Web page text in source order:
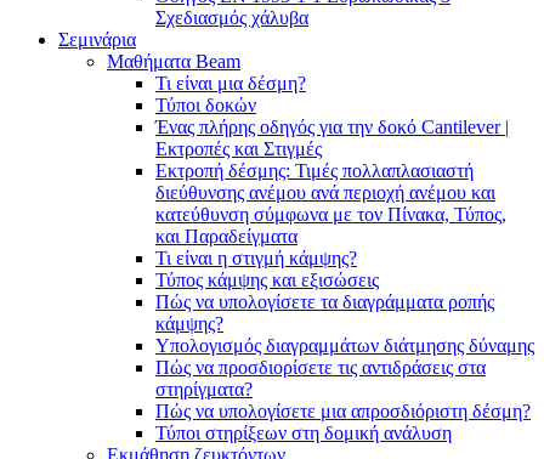
Σχεδιασμός χάλυβα
Σεμινάρια
Μαθήματα Beam
Τι είναι μια δέσμη?
Τύποι δοκών
Ένας πλήρης οδηγός για την δοκό Cantilever |
Εκτροπές και Στιγμές
Εκτροπή δέσμης: Τιμές πολλαπλασιαστή
διεύθυνσης ανέμου ανά περιοχή ανέμου και
κατεύθυνση σύμφωνα με τον Πίνακα, Τύπος,
και Παραδείγματα
Τι είναι η στιγμή κάμψης?
Τύπος κάμψης και εξισώσεις
Πώς να υπολογίσετε τα διαγράμματα ροπής
κάμψης?
Υπολογισμός διαγραμμάτων διάτμησης δύναμης
Πώς να προσδιορίσετε τις αντιδράσεις στα
στηρίγματα?
Πώς να υπολογίσετε μια απροσδιόριστη δέσμη?
Τύποι στηρίξεων στη δομική ανάλυση